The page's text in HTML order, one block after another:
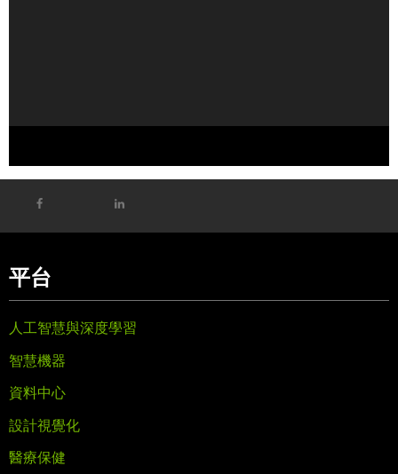
平台
人工智慧與深度學習
智慧機器
資料中心
設計視覺化
醫療保健